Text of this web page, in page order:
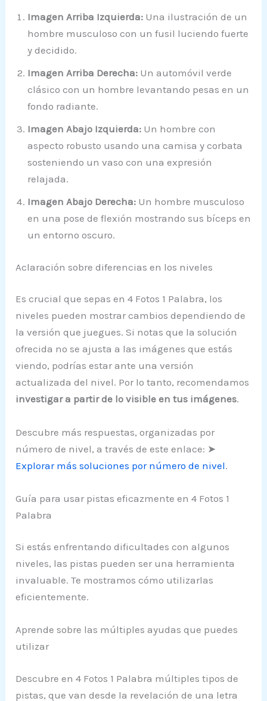
Imagen Arriba Izquierda: Una ilustración de un
hombre musculoso con un fusil luciendo fuerte
y decidido.
Imagen Arriba Derecha: Un automóvil verde
clásico con un hombre levantando pesas en un
fondo radiante.
Imagen Abajo Izquierda: Un hombre con
aspecto robusto usando una camisa y corbata
sosteniendo un vaso con una expresión
relajada.
Imagen Abajo Derecha: Un hombre musculoso
en una pose de flexión mostrando sus bíceps en
un entorno oscuro.
Aclaración sobre diferencias en los niveles
Es crucial que sepas en 4 Fotos 1 Palabra, los
niveles pueden mostrar cambios dependiendo de
la versión que juegues. Si notas que la solución
ofrecida no se ajusta a las imágenes que estás
viendo, podrías estar ante una versión
actualizada del nivel. Por lo tanto, recomendamos
investigar a partir de lo visible en tus imágenes.
Descubre más respuestas, organizadas por
número de nivel, a través de este enlace: ➤
Explorar más soluciones por número de nivel.
Guía para usar pistas eficazmente en 4 Fotos 1
Palabra
Si estás enfrentando dificultades con algunos
niveles, las pistas pueden ser una herramienta
invaluable. Te mostramos cómo utilizarlas
eficientemente.
Aprende sobre las múltiples ayudas que puedes
utilizar
Descubre en 4 Fotos 1 Palabra múltiples tipos de
pistas, que van desde la revelación de una letra